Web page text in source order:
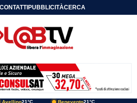
CONTATTIPUBBLICITÀCERCA